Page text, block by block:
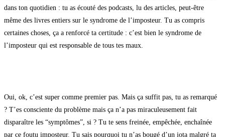
dans ton quotidien : tu as écouté des podcasts, lu des articles, peut-être
même des livres entiers sur le syndrome de l’imposteur. Tu as compris
certaines choses, ça a renforcé ta certitude : c’est bien le syndrome de
l’imposteur qui est responsable de tous tes maux.
Oui, ok, c’est super comme premier pas. Mais ça suffit pas, tu as remarqué
? T’es consciente du problème mais ça n’a pas miraculeusement fait
disparaître les “symptômes”, si ? Tu te sens freinée, empêchée, enchaînée
par ce foutu imposteur. Tu sais pourquoi tu n’as bougé d’un iota malgré ta